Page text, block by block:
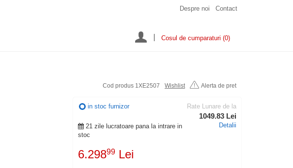
Despre noi Contact
Cosul de cumparaturi (0)
Cod produs 1XE2507 Wishlist Alerta de pret
in stoc furnizor
21 zile lucratoare pana la intrare in
stoc
6.29899Lei
Rate Lunare de la
1049.83 Lei
Detalii